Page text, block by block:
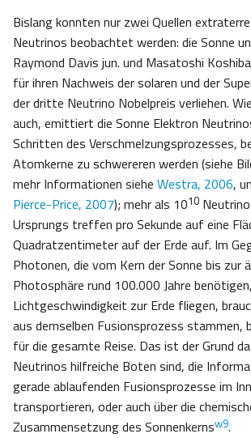
Bislang konnten nur zwei Quellen
Neutrinos beobachtet werden: die Sonne
Raymond Davis jun. und Masatoshi
für ihren Nachweis der solaren und der
der dritte Neutrino Nobelpreis verliehen.
auch, emittiert die Sonne Elektron
Schritten des Verschmelzungsprozesses,
Atomkerne zu schwereren werden (siehe
mehr Informationen siehe Westra, 2006,
Pierce-Price, 2007); mehr als 1010
Ursprungs treffen pro Sekunde auf eine
Quadratzentimeter auf der Erde auf. Im
Photonen, die vom Kern der Sonne bis zur
Photosphäre rund 100.000 Jahre
Lichtgeschwindigkeit zur Erde fliegen,
aus demselben Fusionsprozess stammen,
für die gesamte Reise. Das ist der Grund
Neutrinos hilfreiche Boten sind, die
gerade ablaufenden Fusionsprozesse im
transportieren, oder auch über die
Zusammensetzung des Sonnenkernsw9.